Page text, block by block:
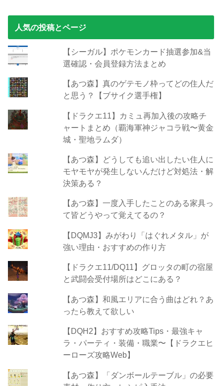
人気の投稿とページ
【シーガル】ポケモンカード抽選参加&当
選確認・会員登録方法まとめ
【あつ森】真のゲテモノ枠ってどの住人だ
と思う？【ブサイク選手権】
【ドラクエ11】カミュ再加入後の攻略チ
ャートまとめ（覇海軍神ジャコラ戦〜黄金
城・聖地ラムダ）
【あつ森】どうしても追い出したい住人に
モヤモヤが発生しないんだけど対処法・解
決策ある？
【あつ森】一度入手したことのある家具っ
て皆どうやって覚えてるの？
【DQMJ3】みがわり「はぐれメタル」が
強い理由・おすすめの作り方
【ドラクエ11/DQ11】グロッタの町の宿屋
と武闘会受付場所はどこにある？
【あつ森】和風エリアに合う曲はどれ？あ
ったら教えて欲しい
【DQH2】おすすめ攻略Tips・最強キャ
ラ・パーティ・装備・職業〜【ドラクエヒ
ーローズ攻略Web】
【あつ森】「ダンボールテーブル」の必要